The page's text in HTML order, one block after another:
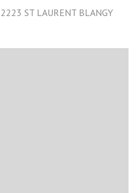
ST LAURENT BLANGY